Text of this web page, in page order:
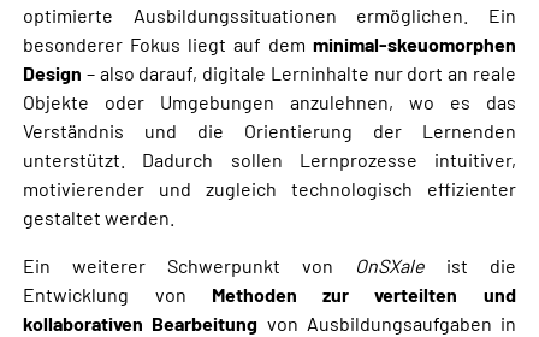
optimierte Ausbildungssituationen ermöglichen. Ein
besonderer Fokus liegt auf dem minimal-skeuomorphen
Design – also darauf, digitale Lerninhalte nur dort an reale
Objekte oder Umgebungen anzulehnen, wo es das
Verständnis und die Orientierung der Lernenden
unterstützt. Dadurch sollen Lernprozesse intuitiver,
motivierender und zugleich technologisch effizienter
gestaltet werden.
Ein weiterer Schwerpunkt von OnSXaleist die
Entwicklung von Methoden zur verteilten und
kollaborativen Bearbeitung von Ausbildungsaufgaben in